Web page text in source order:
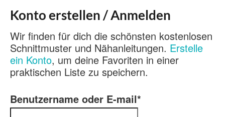
Konto erstellen / Anmelden
Wir finden für dich die schönsten kostenlosen
Schnittmuster und Nähanleitungen. Erstelle
ein Konto, um deine Favoriten in einer
praktischen Liste zu speichern.
Benutzername oder E-mail*